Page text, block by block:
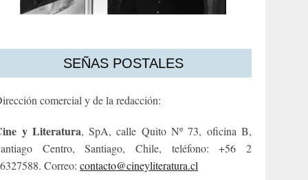
SEÑAS POSTALES
comercial y de la redacción:
y Literatura, SpA, calle Quito Nº 73, oficina B,
Centro, Santiago, Chile, teléfono: +56 2
Correo:contacto@cineyliteratura.cl